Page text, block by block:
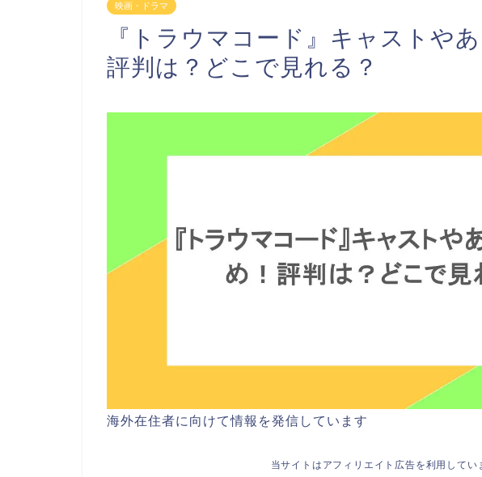
映画・ドラマ
『トラウマコード』キャストや
評判は？どこで見れる？
海外在住者に向けて情報を発信しています
当サイトはアフィリエイト広告を利用してい